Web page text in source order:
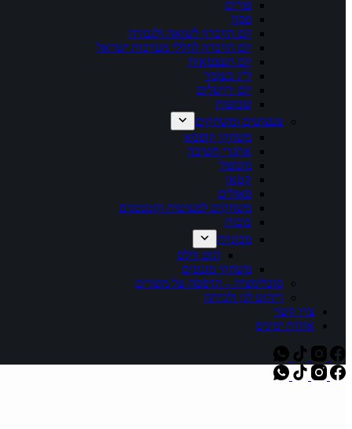
פורים
פסח
יום הזיכרון לשואה ולגבורה
יום הזיכרון לחללי מערכות ישראל
יום העצמאות
ל"ג בעומר
יום ירושלים
שבועות
צעצועים ומשחקים
משחקי קופסא
אתגרי חשיבה
מונופול
קטאן
פאזלים
משחקים לפעוטות וקטנטנים
בובות
מכוניות
הוט ווילס
משחקי מגנטים
סובלימציה – הדפסה על מוצרים
ריהוט לגן ולכיתה
צרו קשר
אודות ימיניס